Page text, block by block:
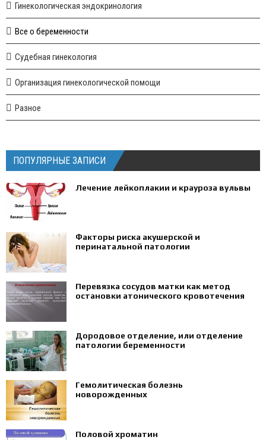
Гинекологическая эндокринология
Все о беременности
Судебная гинекология
Организация гинекологической помощи
Разное
ПОПУЛЯРНЫЕ ЗАПИСИ
Лечение лейкоплакии и крауроза вульвы
Факторы риска акушерской и
перинатальной патологии
Перевязка сосудов матки как метод
остановки атонического кровотечения
Дородовое отделение, или отделение
патологии беременности
Гемолитическая болезнь
новорожденных
Половой хроматин